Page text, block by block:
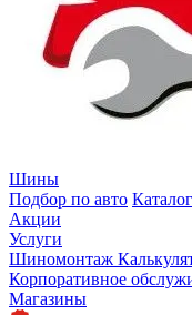
Шины
Подбор по авто
Акции
Услуги
Шиномонтаж
Корпоративное
Магазины